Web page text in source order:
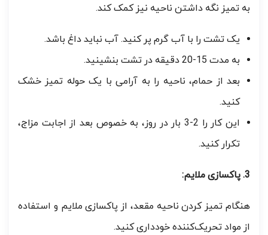
به تمیز نگه داشتن ناحیه نیز کمک کند.
یک تشت را با آب گرم پر کنید. آب نباید داغ باشد.
به مدت 15-20 دقیقه در تشت بنشینید.
بعد از حمام، ناحیه را به آرامی با یک حوله تمیز خشک
کنید.
این کار را 2-3 بار در روز، به خصوص بعد از اجابت مزاج،
تکرار کنید.
3. پاکسازی ملایم:
هنگام تمیز کردن ناحیه مقعد، از پاکسازی ملایم و استفاده
از مواد تحریک‌کننده خودداری کنید.